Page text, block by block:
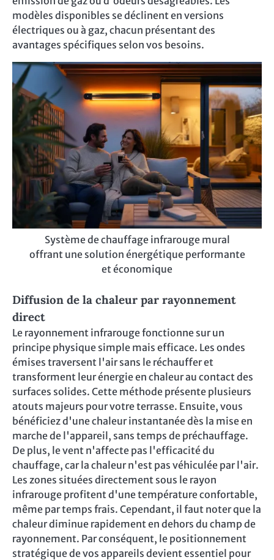
modèles disponibles se déclinent en versions
électriques ou à gaz, chacun présentant des
avantages spécifiques selon vos besoins.
Système de chauffage infrarouge mural
offrant une solution énergétique performante
et économique
Diffusion de la chaleur par rayonnement
direct
Le rayonnement infrarouge fonctionne sur un
principe physique simple mais efficace. Les ondes
émises traversent l'air sans le réchauffer et
transforment leur énergie en chaleur au contact des
surfaces solides. Cette méthode présente plusieurs
atouts majeurs pour votre terrasse. Ensuite, vous
bénéficiez d'une chaleur instantanée dès la mise en
marche de l'appareil, sans temps de préchauffage.
De plus, le vent n'affecte pas l'efficacité du
chauffage, car la chaleur n'est pas véhiculée par l'air.
Les zones situées directement sous le rayon
infrarouge profitent d'une température confortable,
même par temps frais. Cependant, il faut noter que la
chaleur diminue rapidement en dehors du champ de
rayonnement. Par conséquent, le positionnement
stratégique de vos appareils devient essentiel pour